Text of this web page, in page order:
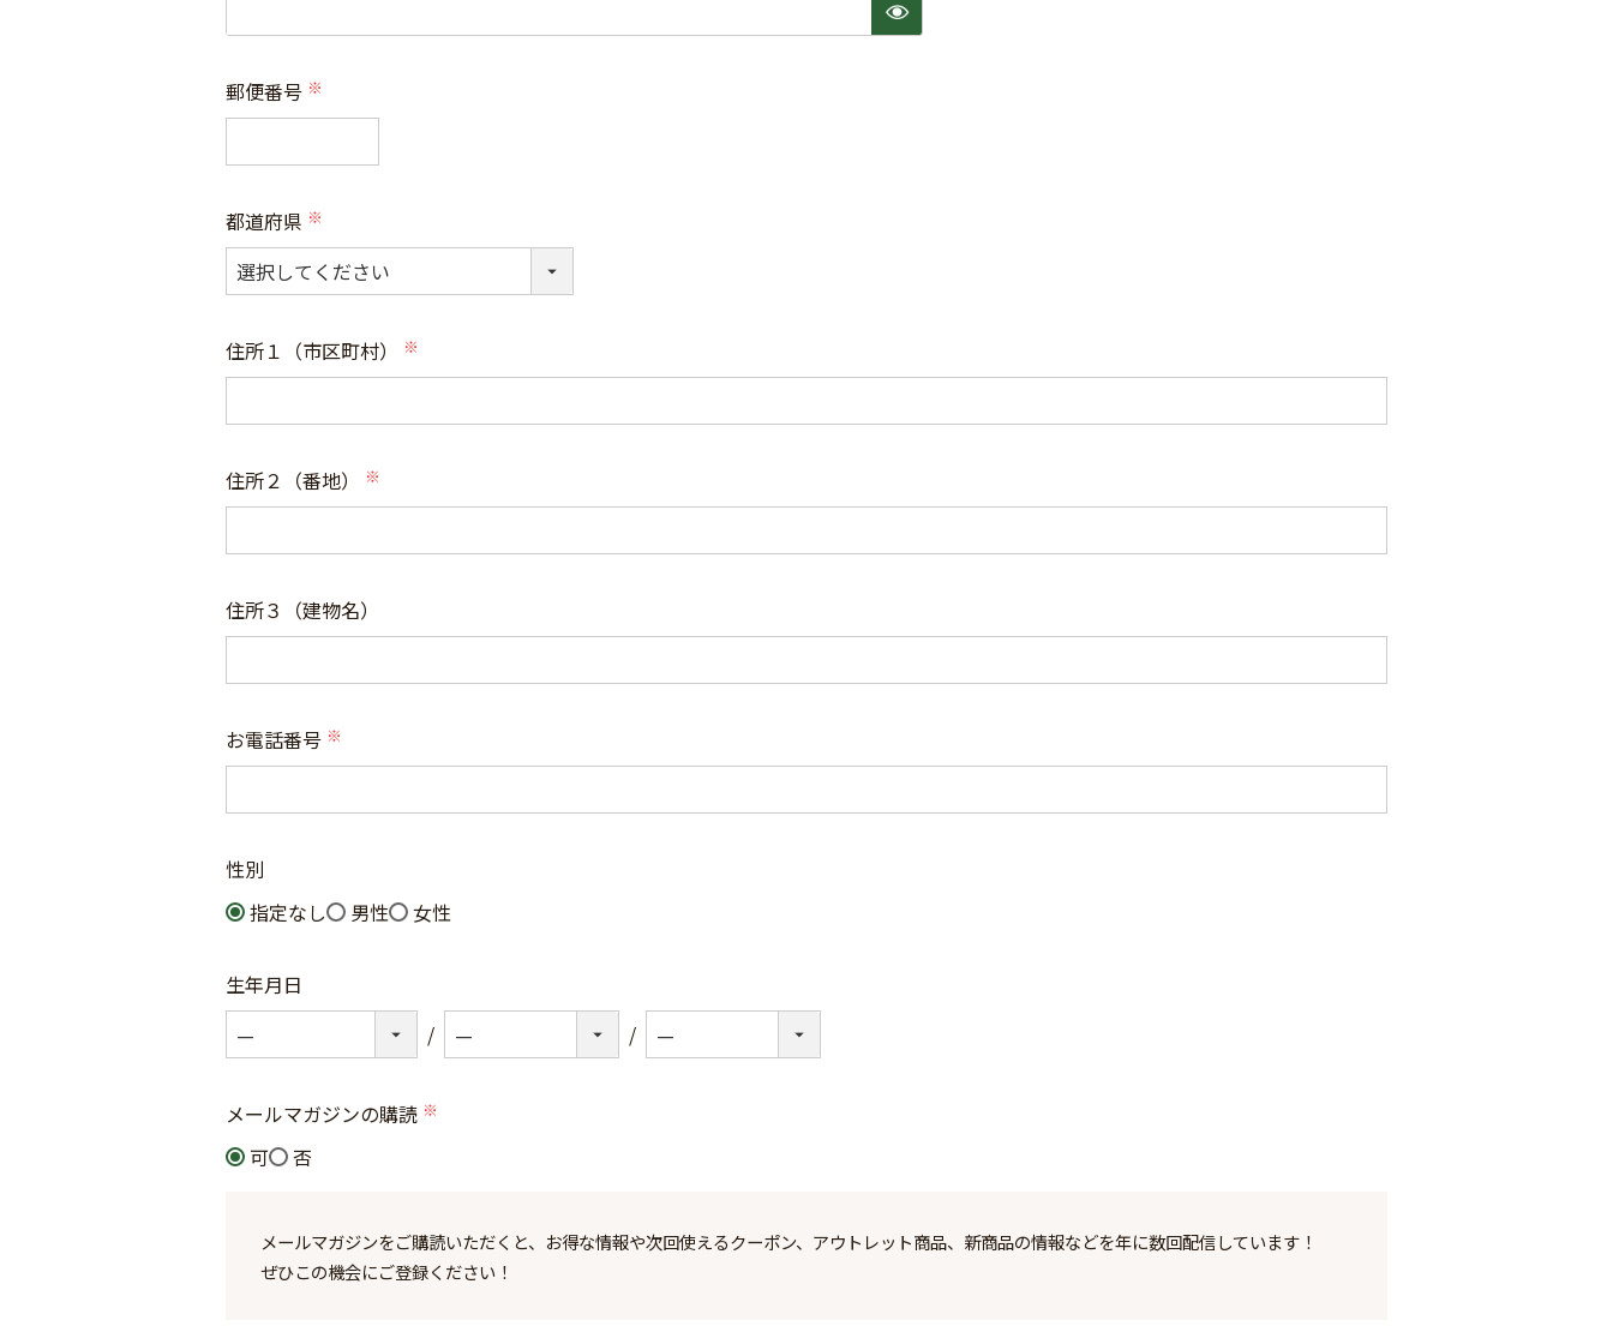
郵便番号
(必
都道府県
(必
須)
住所１（市区町村）
(必
住所２（番地）
(必
住所３（建物名）
お電話番号
(必
性別
指定なし
男性 女性
生年月日
メールマガジンの購読
可 否
メールマガジンをご購読いただくと、お得な情報や次回使えるクーポン、アウトレット商品、新商品の情報などを年に数回配信しています！
ぜひこの機会にご登録ください！